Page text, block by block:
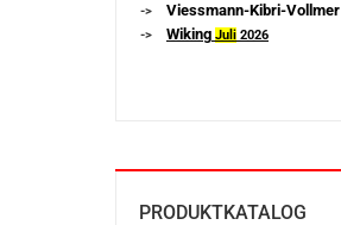
-> Viessmann-Kibri-Vollmer
-> Wiking Juli 2026
PRODUKTKATALOG